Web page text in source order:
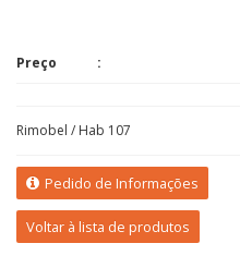
Preço
Rimobel / Hab 107
Pedido de Informações
Voltar à lista de produtos